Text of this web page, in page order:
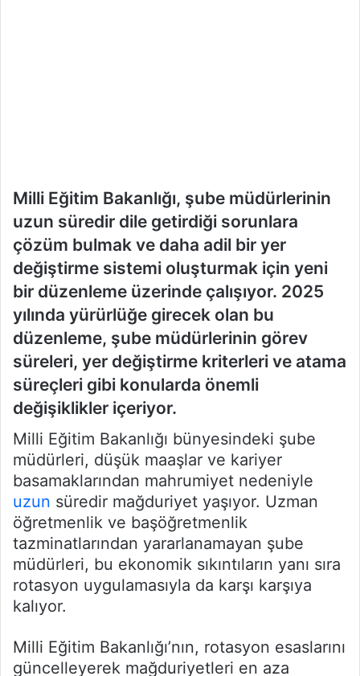
Milli Eğitim Bakanlığı, şube müdürlerinin
uzun süredir dile getirdiği sorunlara
çözüm bulmak ve daha adil bir yer
değiştirme sistemi oluşturmak için yeni
bir düzenleme üzerinde çalışıyor. 2025
yılında yürürlüğe girecek olan bu
düzenleme, şube müdürlerinin görev
süreleri, yer değiştirme kriterleri ve atama
süreçleri gibi konularda önemli
değişiklikler içeriyor.
Milli Eğitim Bakanlığı bünyesindeki şube
müdürleri, düşük maaşlar ve kariyer
basamaklarından mahrumiyet nedeniyle
uzun süredir mağduriyet yaşıyor. Uzman
öğretmenlik ve başöğretmenlik
tazminatlarından yararlanamayan şube
müdürleri, bu ekonomik sıkıntıların yanı sıra
rotasyon uygulamasıyla da karşı karşıya
kalıyor.
Milli Eğitim Bakanlığı’nın, rotasyon esaslarını
güncelleyerek mağduriyetleri en aza